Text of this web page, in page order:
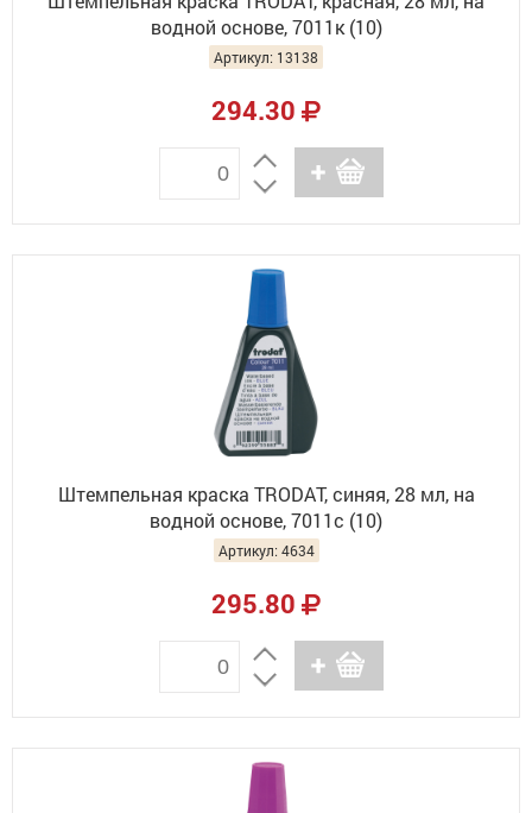
водной основе, 7011к (10)
Артикул: 13138
294.30
Штемпельная краска TRODAT, синяя, 28 мл, на
водной основе, 7011с (10)
Артикул: 4634
295.80